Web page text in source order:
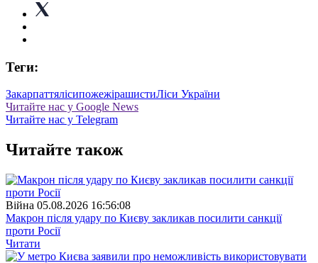
Теги:
ЗакарпаттялісипожежірашистиЛіси України
Читайте нас у Google News
Читайте нас у Telegram
Читайте також
Війна 05.08.2026 16:56:08
Макрон після удару по Києву закликав посилити санкції
проти Росії
Читати